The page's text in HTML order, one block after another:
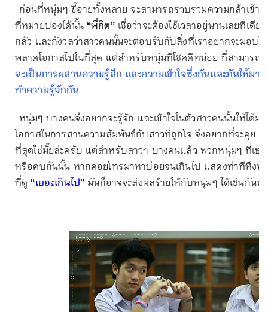
ก่อนที่หนุ่มๆ ขี้อายทั้งหลาย จะสามารถรวบรวมความกล้าเข้า
ที่หมายปองได้นั้น“พี่กิต”เชื่อว่าจะต้องใช้เวลาอยู่นานเลยทีเดีย
กลัว และกังวลว่าสาวคนนั้นจะตอบรับกับสิ่งที่เราอยากจะมอบใ
พลาดโอกาสไปในที่สุด แต่สำหรับหนุ่มที่โชคดีหน่อย ที่สามารถ
จะเป็นการผสานความรู้สึก และความเข้าใจซึ่งกันและกันให้ม
ทำความรู้จักกัน
หนุ่มๆ บางคนจึงอยากจะรู้จัก และเข้าใจในตัวสาวคนนั้นให้ได้ม
โอกาสในการสานความสัมพันธ์กับสาวที่ถูกใจ จึงอยากที่จะคุย
ที่สุดใช่มั้ยล่ะครับ แต่สำหรับสาวๆ บางคนแล้ว พวกหนุ่มๆ ที่เธอ
หรือคบกันนั้น หากคอยโทรมาหาบ่อยจนเกินไป แสดงท่าทีหึงห
ที่ดู“เยอะเกินไป” มันก็อาจจะส่งผลร้ายให้กับหนุ่มๆ ได้เช่นกันน